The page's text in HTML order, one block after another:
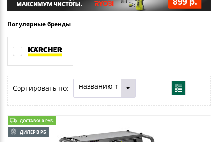
Популярные бренды
Сортировать по: названию ↑
ДОСТАВКА 0 РУБ.
ДИЛЕР В РБ